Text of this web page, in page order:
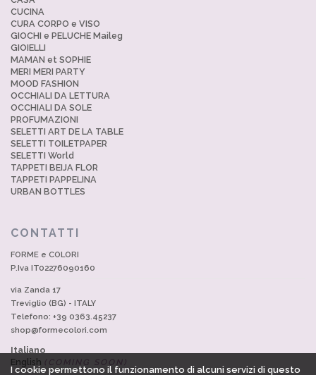
CUCINA
CURA CORPO e VISO
GIOCHI e PELUCHE Maileg
GIOIELLI
MAMAN et SOPHIE
MERI MERI PARTY
MOOD FASHION
OCCHIALI DA LETTURA
OCCHIALI DA SOLE
PROFUMAZIONI
SELETTI ART DE LA TABLE
SELETTI TOILETPAPER
SELETTI World
TAPPETI BEIJA FLOR
TAPPETI PAPPELINA
URBAN BOTTLES
CONTATTI
FORME e COLORI
P.Iva IT02276090160
via Zanda 17
Treviglio (BG) - ITALY
Telefono: +39 0363.45237
shop@formecolori.com
Italiano
English (COMING SOON)
I cookie permettono il funzionamento di alcuni servizi di questo